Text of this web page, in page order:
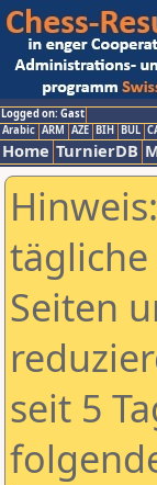
Logged on: Gast
Arabic ARM AZE BIH BUL
Home TurnierDB
Seiten
seit 5